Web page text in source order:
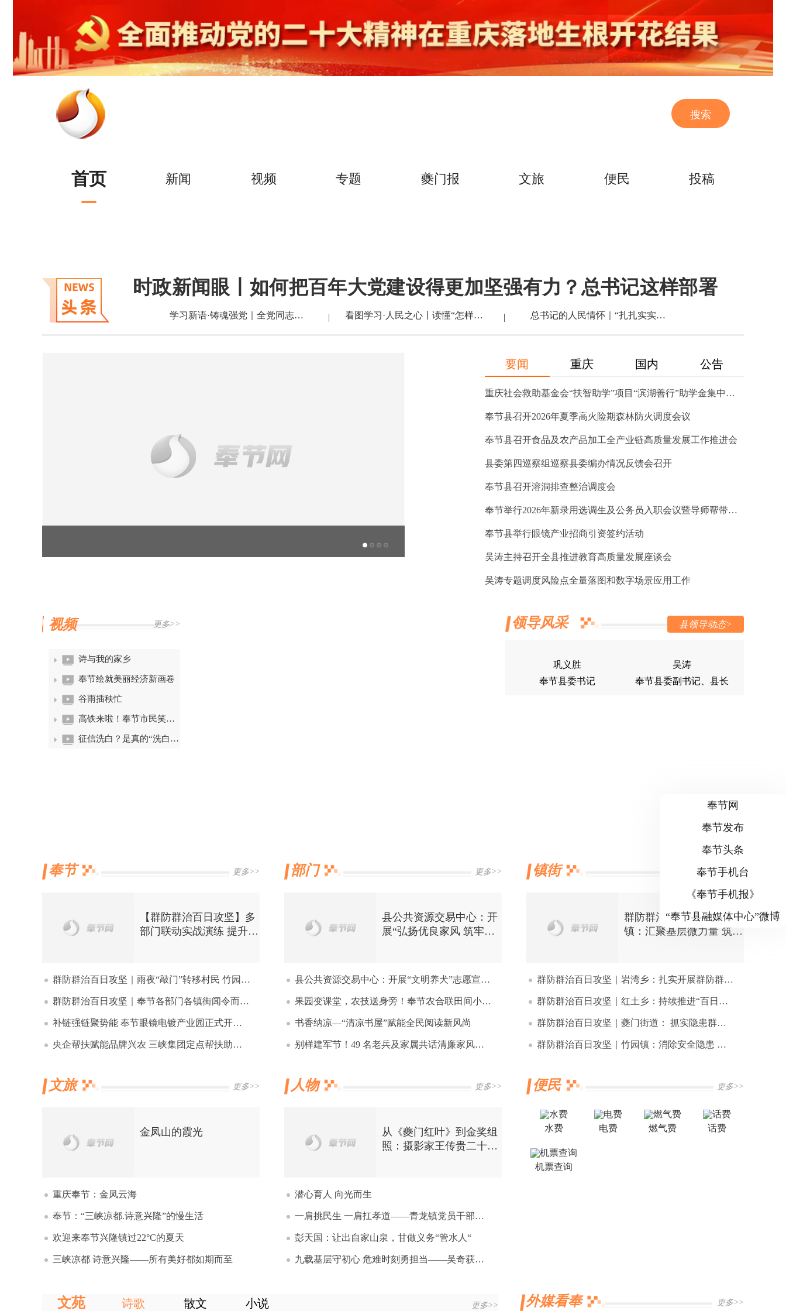
搜索
首页 新闻 视频 专题 夔门报 文旅 便民 投稿
时政新闻眼丨如何把百年大党建设得更加坚强有力？总书记这样部署
学习新语·铸魂强党｜全党同志务必不忘初心、牢记使命 | 看图学习·人民之心丨读懂“怎样创造业绩”的实干路径 | 总书记的人民情怀｜“扎扎实实建设现代化产业体系”
要闻 重庆 国内 公告
重庆社会救助基金会“扶智助学”项目“滨湖善行”助学金集中发放仪式在奉举行
奉节县召开2026年夏季高火险期森林防火调度会议
奉节县召开食品及农产品加工全产业链高质量发展工作推进会
县委第四巡察组巡察县委编办情况反馈会召开
奉节县召开溶洞排查整治调度会
奉节举行2026年新录用选调生及公务员入职会议暨导师帮带仪式
奉节县举行眼镜产业招商引资签约活动
吴涛主持召开全县推进教育高质量发展座谈会
吴涛专题调度风险点全量落图和数字场景应用工作
视频 更多>>
与
我
的
乡
诗与我的家乡
奉节绘就美丽经济新画卷
谷雨插秧忙
高铁来啦！奉节市民笑开颜
征信洗白？是真的“洗白”！
领导风采 县领导动态>
巩义胜
奉节县委书记
吴涛
奉节县委副书记、县长
奉节 更多>>
【群防群治百日攻坚】多
部门联动实战演练 提升防
群防群治百日攻坚｜雨夜“敲门”转移村民 竹园镇干群同心筑牢安全防线
群防群治百日攻坚｜奉节各部门各镇街闻令而动 全力保障人民群众生命财产安全（三）
补链强链聚势能 奉节眼镜电镀产业园正式开园投产
央企帮扶赋能品牌兴农 三峡集团定点帮扶助力“奉上好品”走出三峡
部门 更多>>
县公共资源交易中心：开
展“弘扬优良家风 筑牢廉
县公共资源交易中心：开展“文明养犬”志愿宣传活动
果园变课堂，农技送身旁！奉节农合联田间小讲堂开课
书香纳凉—“清凉书屋”赋能全民阅读新风尚
别样建军节！49 名老兵及家属共话清廉家风、倡树婚俗新风
镇街 更多>>
群防群治百日攻坚｜竹园
镇：汇聚基层微力量 筑牢
群防群治百日攻坚｜岩湾乡：扎实开展群防群治工作
群防群治百日攻坚｜红土乡：持续推进“百日攻坚行动”宣传教育走深走实
群防群治百日攻坚｜夔门街道： 抓实隐患群众转移避险工作
群防群治百日攻坚｜竹园镇：消除安全隐患 共建和美乡村
文旅 更多>>
金凤山的霞光
重庆奉节：金凤云海
奉节：“三峡凉都.诗意兴隆”的慢生活
欢迎来奉节兴隆镇过22°C的夏天
三峡凉都 诗意兴隆——所有美好都如期而至
人物 更多>>
从《夔门红叶》到金奖组
照：摄影家王传贵二十三
潜心育人 向光而生
一肩挑民生 一肩扛孝道——青龙镇党员干部陈奎忠 20 载坚守诠释基层干部最美模样
彭天国：让出自家山泉，甘做义务“管水人“
九载基层守初心 危难时刻勇担当——吴奇获评2025年度“最美重庆人”
便民 更多>>
水费 电费 燃气费 话费
机票查询
文苑 诗歌 散文 小说 更多>> 外媒看奉 更多>>
奉节网
奉节发布
奉节头条
奉节手机台
《奉节手机报》
“奉节县融媒体中心”微博